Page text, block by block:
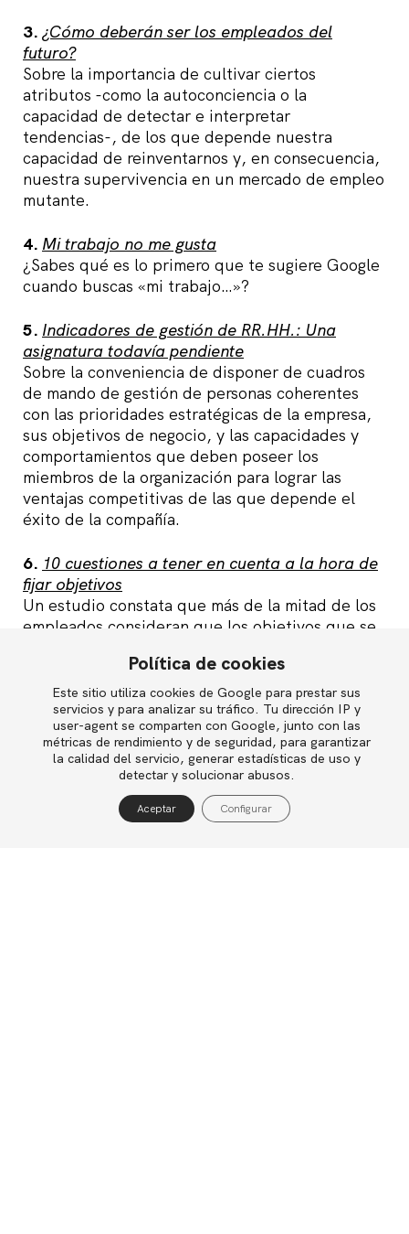
English
Política de privacidad
Política de cookies
3. ¿Cómo deberán ser los empleados del
futuro?
Sobre la importancia de cultivar ciertos
atributos -como la autoconciencia o la
capacidad de detectar e interpretar
tendencias-, de los que depende nuestra
capacidad de reinventarnos y, en consecuencia,
nuestra supervivencia en un mercado de empleo
mutante.
4. Mi trabajo no me gusta
¿Sabes qué es lo primero que te sugiere Google
cuando buscas «mi trabajo…»?
5. Indicadores de gestión de RR.HH.: Una
asignatura todavía pendiente
Sobre la conveniencia de disponer de cuadros
de mando de gestión de personas coherentes
con las prioridades estratégicas de la empresa,
sus objetivos de negocio, y las capacidades y
comportamientos que deben poseer los
miembros de la organización para lograr las
ventajas competitivas de las que depende el
éxito de la compañía.
6. 10 cuestiones a tener en cuenta a la hora de
fijar objetivos
Un estudio constata que más de la mitad de los
empleados consideran que los objetivos que se
negativos en su comportamiento. ¿Cómo
podríamos evitarlos?
El futuro del reclutamiento en la Red
¿Logrará LinkedIn convertirse en un estándar
universal en materia de reclutamiento online?
Por lo menos intentarlo lo intentan.
Política de cookies
Este sitio utiliza cookies de Google para prestar sus
servicios y para analizar su tráfico. Tu dirección IP y
user-agent se comparten con Google, junto con las
métricas de rendimiento y de seguridad, para garantizar
la calidad del servicio, generar estadísticas de uso y
detectar y solucionar abusos.
Aceptar Configurar